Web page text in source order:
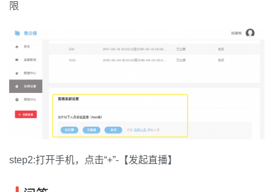
限
step2:打开手机，点击“+”-【发起直播】